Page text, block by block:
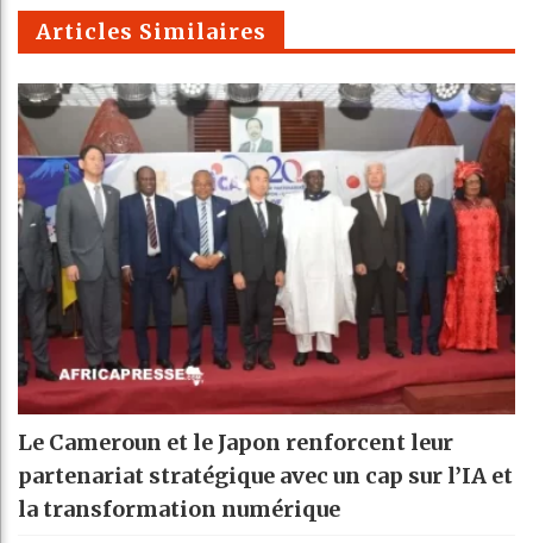
m
Articles Similaires
Le Cameroun et le Japon renforcent leur
partenariat stratégique avec un cap sur l’IA et
la transformation numérique